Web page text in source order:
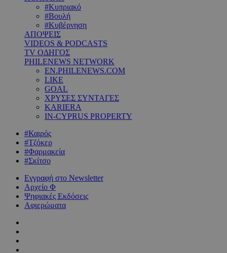
#Κυπριακό
#Βουλή
#Κυβέρνηση
ΑΠΟΨΕΙΣ
VIDEOS & PODCASTS
TV ΟΔΗΓΟΣ
PHILENEWS NETWORK
EN.PHILENEWS.COM
LIKE
GOAL
ΧΡΥΣΕΣ ΣΥΝΤΑΓΕΣ
KARIERA
IN-CYPRUS PROPERTY
#Καιρός
#Τζόκερ
#Φαρμακεία
#Σκίτσο
Εγγραφή στο Newsletter
Αρχείο Φ
Ψηφιακές Εκδόσεις
Αφιερώματα